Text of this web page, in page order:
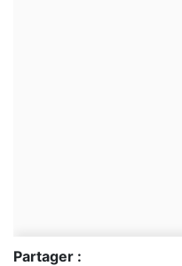
Partager :